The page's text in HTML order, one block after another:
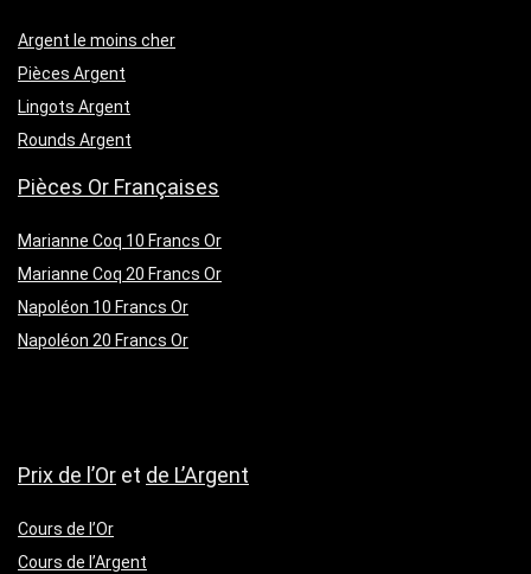
Argent le moins cher
Pièces Argent
Lingots Argent
Rounds Argent
Pièces Or Françaises
Marianne Coq 10 Francs Or
Marianne Coq 20 Francs Or
Napoléon 10 Francs Or
Napoléon 20 Francs Or
Prix de l’Or et de L’Argent
Cours de l’Or
Cours de l’Argent